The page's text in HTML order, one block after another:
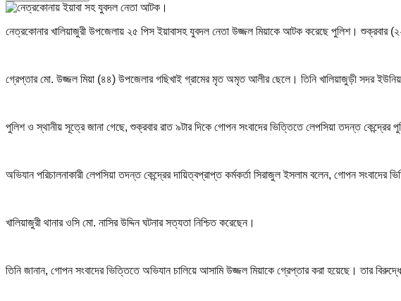
নেত্রকোনার খালিয়াজুরী উপজেলায় ২৫ পিস ইয়াবাসহ যুবদল নেতা উজ্জল মিয়াকে আটক করেছে পুলিশ। শুক্রবার
গ্রেপ্তার মো. উজ্জল মিয়া (৪৪) উপজেলার গছিখাই গ্রামের মৃত অমৃত আলীর ছেলে। তিনি খালিয়াজুড়ী সদর
পুলিশ ও স্থানীয় সূত্রে জানা গেছে, শুক্রবার রাত ৯টার দিকে গোপন সংবাদের ভিত্তিতে লেপসিয়া তদন্ত
অভিযান পরিচালনাকারী লেপসিয়া তদন্ত কেন্দ্রের দায়িত্বপ্রাপ্ত কর্মকর্তা সিরাজুল ইসলাম বলেন, গোপন
খালিয়াজুরী থানার ওসি মো. নাসির উদ্দিন ঘটনার সত্যতা নিশ্চিত করেছেন।
তিনি জানান, গোপন সংবাদের ভিত্তিতে অভিযান চালিয়ে আসামি উজ্জল মিয়াকে গ্রেপ্তার করা হয়েছে। তার